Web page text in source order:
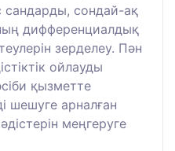
сандарды, сондай-ақ
дифференциалдық
зерделеу. Пән
ойлауды
қызметте
шешуге арналған
меңгеруге